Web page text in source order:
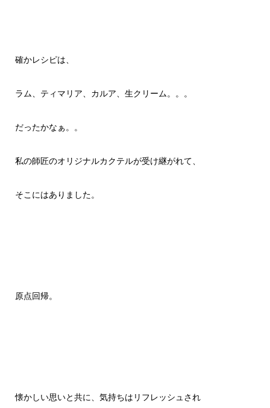
確かレシピは、
ラム、ティマリア、カルア、生クリーム。。。
だったかなぁ。。
私の師匠のオリジナルカクテルが受け継がれて、
そこにはありました。
原点回帰。
懐かしい思いと共に、気持ちはリフレッシュされ